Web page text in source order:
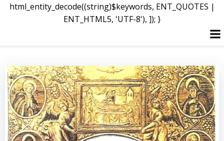
html_entity_decode((string)$keywords, ENT_QUOTES |
ENT_HTML5, 'UTF-8'), ]); }